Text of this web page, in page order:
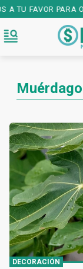
TU FAVOR PARA
Muérdago
DECORACIÓN